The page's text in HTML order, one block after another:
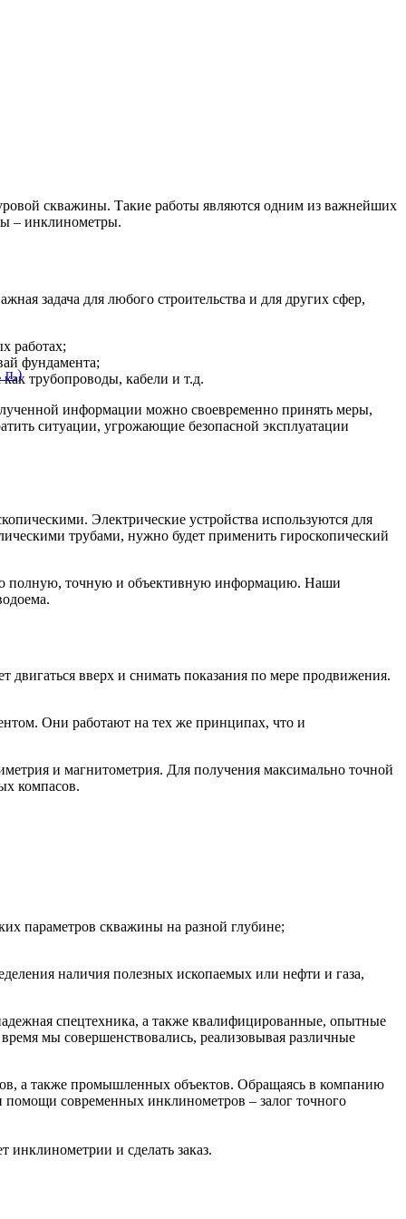
п.)
скважины. Такие работы являются одним из важнейших
– инклинометры.
задача для любого строительства и для других сфер,
работах;
фундамента;
трубопроводы, кабели и т.д.
информации можно своевременно принять меры,
ситуации, угрожающие безопасной эксплуатации
Электрические устройства используются для
трубами, нужно будет применить гироскопический
полную, точную и объективную информацию. Наши
двигаться вверх и снимать показания по мере продвижения.
Они работают на тех же принципах, что и
и магнитометрия. Для получения максимально точной
компасов.
параметров скважины на разной глубине;
наличия полезных ископаемых или нефти и газа,
спецтехника, а также квалифицированные, опытные
мы совершенствовались, реализовывая различные
а также промышленных объектов. Обращаясь в компанию
современных инклинометров – залог точного
инклинометрии и сделать заказ.